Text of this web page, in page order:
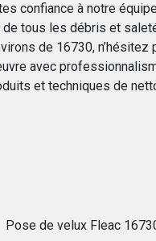
confiance à notre
tous les débris et
de 16730, n’hésitez
avec
et techniques de
Pose de velux Fleac